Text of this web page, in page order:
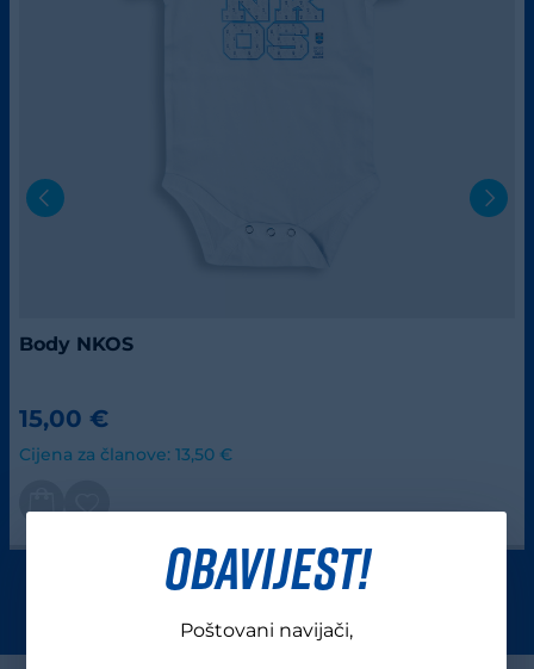
OBAVIJEST!
Poštovani navijači,
Body NKOS
15,00 €
Cijena za članove: 13,50 €